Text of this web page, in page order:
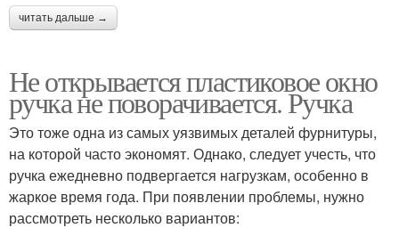
читать дальше →
Не открывается пластиковое окно
ручка не поворачивается. Ручка
Это тоже одна из самых уязвимых деталей фурнитуры,
на которой часто экономят. Однако, следует учесть, что
ручка ежедневно подвергается нагрузкам, особенно в
жаркое время года. При появлении проблемы, нужно
рассмотреть несколько вариантов: